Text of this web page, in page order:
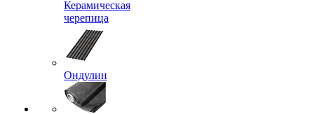
Керамическая
черепица
Ондулин